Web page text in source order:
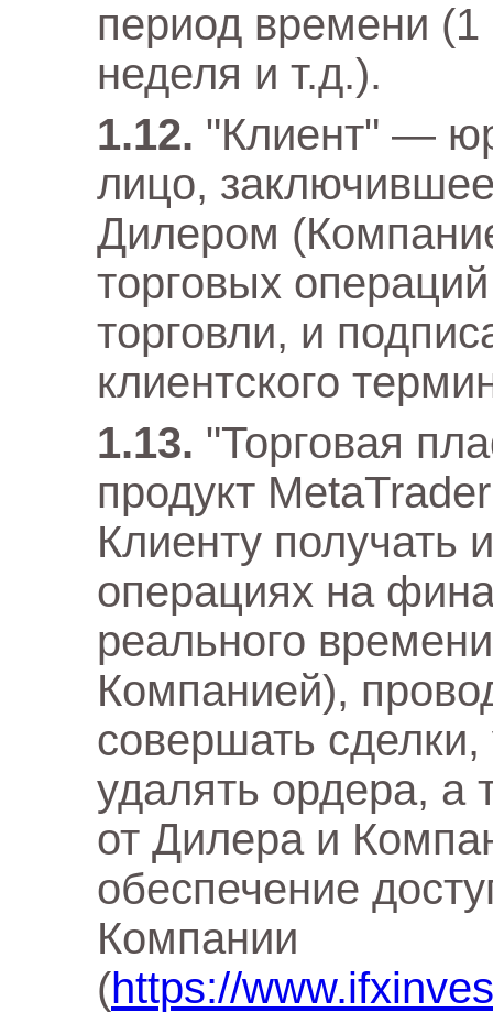
период времени (1
неделя и т.д.).
"Клиент" —
лицо,
Дилером
торговых
торговли, и
клиентского
"Торговая
продукт
Клиенту
операциях на
реального
Компанией),
совершать сделки,
удалять ордера, а
от Дилера и
обеспечение
Компании
(https://